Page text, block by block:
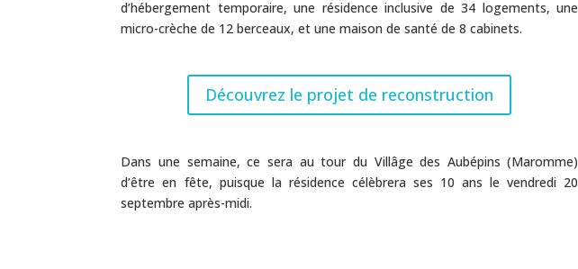
d’hébergement temporaire, une résidence inclusive de 34 logements, une
micro-crèche de 12 berceaux, et une maison de santé de 8 cabinets.
Découvrez le projet de reconstruction
Dans une semaine, ce sera au tour du Villâge des Aubépins (Maromme)
d’être en fête, puisque la résidence célèbrera ses 10 ans le vendredi 20
septembre après-midi.